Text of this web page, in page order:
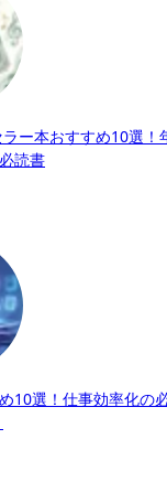
ー本おすすめ10選！
読書
10選！仕事効率化の